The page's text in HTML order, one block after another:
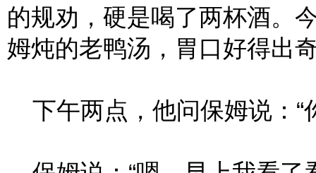
的规劝，硬是喝了两杯酒。
姆炖的老鸭汤，胃口好得出
下午两点，他问保姆说：“